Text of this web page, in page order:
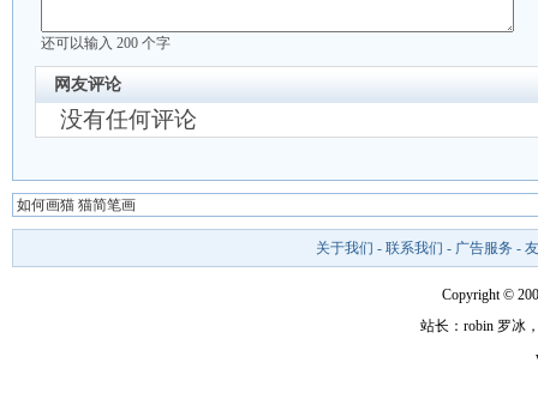
还可以输入 200 个字
网友评论
没有任何评论
如何画猫 猫简笔画
关于我们 - 联系我们 - 广告服务 -
Copyright ©
站长：robin 罗冰